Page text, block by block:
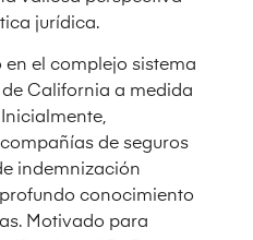
jurídica.
en el complejo sistema
California a medida
de seguros
indemnización
conocimiento
Motivado para